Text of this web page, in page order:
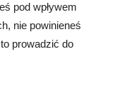
pod wpływem
nie powinieneś
prowadzić do